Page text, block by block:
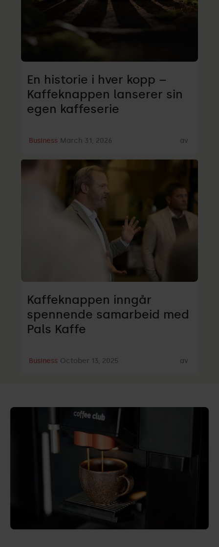
En historie i hver kopp –
Kaffeknappen lanserer sin
egen kaffeserie
Business March 31, 2026 av
Kaffeknappen inngår
spennende samarbeid med
Pals Kaffe
Business October 13, 2025 av